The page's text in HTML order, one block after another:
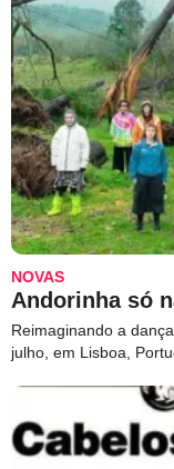
NOVAS
Andorinha só
Reimaginando a
julho, em Lisboa,